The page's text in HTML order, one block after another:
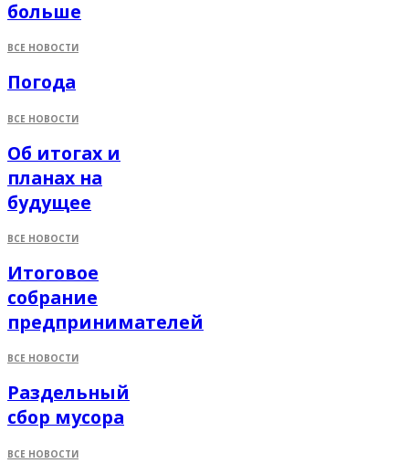
больше
ВСЕ НОВОСТИ
Погода
ВСЕ НОВОСТИ
Об итогах и
планах на
будущее
ВСЕ НОВОСТИ
Итоговое
собрание
предпринимателей
ВСЕ НОВОСТИ
Раздельный
сбор мусора
ВСЕ НОВОСТИ